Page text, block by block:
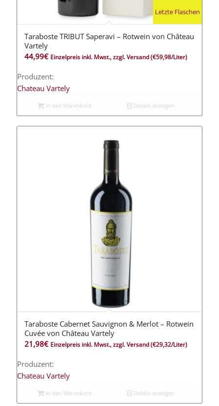
Letzte Flaschen
Taraboste TRIBUT Saperavi – Rotwein von Château
Vartely
44,99€ Einzelpreis inkl. Mwst., zzgl. Versand(€59,98/Liter)
Produzent:
Chateau Vartely
In den Warenkorb Details anzeigen
4.00
Taraboste Cabernet Sauvignon & Merlot – Rotwein
Cuvée von Château Vartely
21,98€ Einzelpreis inkl. Mwst., zzgl. Versand(€29,32/Liter)
Produzent:
Chateau Vartely
In den Warenkorb Details anzeigen